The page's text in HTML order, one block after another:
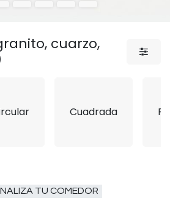
cuarzo,
Cuadrada
TU COMEDOR